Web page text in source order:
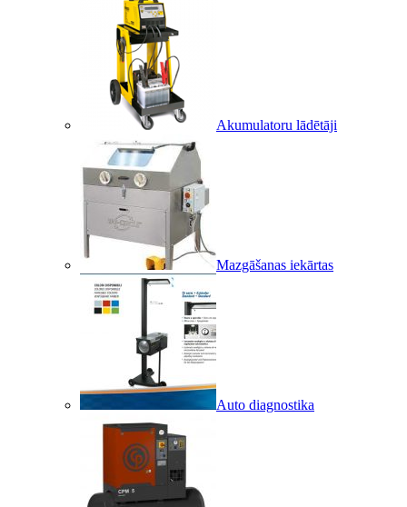
Akumulatoru lādētāji
Mazgāšanas iekārtas
Auto diagnostika